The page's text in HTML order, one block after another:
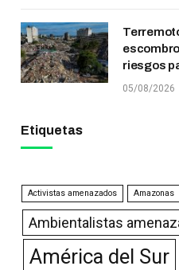
riesgos
05/08/2026
Etiquetas
Activistas amenazados Amazonas
Ambientalistas
América del Sur